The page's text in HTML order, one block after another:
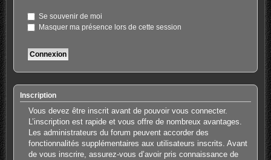
Se souvenir de moi
Masquer ma présence lors de cette session
Inscription
Vous devez être inscrit avant de pouvoir vous connecter.
L’inscription est rapide et vous offre de nombreux avantages.
Les administrateurs du forum peuvent accorder des
fonctionnalités supplémentaires aux utilisateurs inscrits. Avant
de vous inscrire, assurez-vous d’avoir pris connaissance de